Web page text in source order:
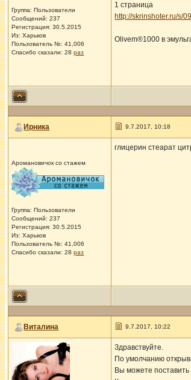
Группа: Пользователи
Сообщений: 237
Регистрация: 30.5.2015
Из: Харьков
Пользователь №: 41,006
Спасибо сказали:28 раз
1 страница
http://skrinshoter.ru/s/
Olivem®1000 в
Ирника 9.7.2017, 10:18
Аромановичок со стажем
Группа: Пользователи
Сообщений: 237
Регистрация: 30.5.2015
Из: Харьков
Пользователь №: 41,006
Спасибо сказали:28 раз
глицерин стеарат
Виталина 9.7.2017, 10:22
Здравствуйте.
По умолчанию
Вы можете